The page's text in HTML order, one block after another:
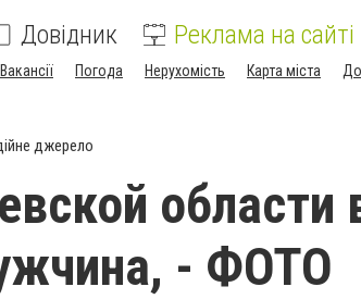
Довідник Реклама на сайті
Вакансії Погода Нерухомість Карта міста
джерело
области
- ФОТО